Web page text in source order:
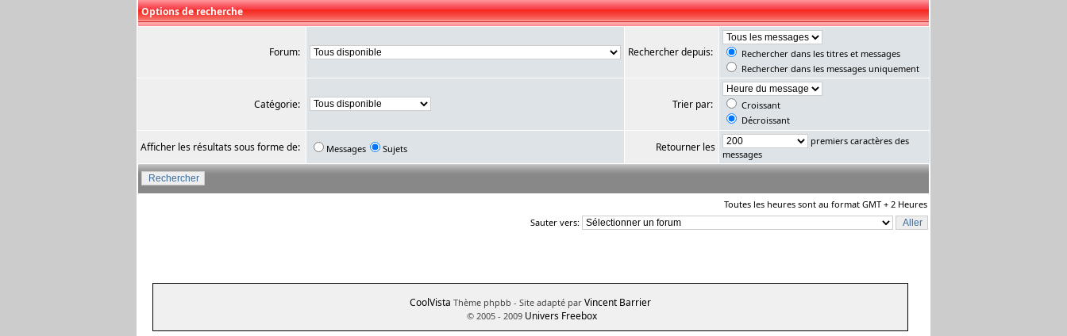
Options de recherche
Forum: Rechercher depuis:
Rechercher dans les titres et messages
Rechercher dans les messages uniquement
Catégorie: Trier par:
Croissant
Décroissant
Afficher les résultats sous forme de: Messages Sujets Retourner les
premiers caractères des
messages
Toutes les heures sont au format GMT + 2 Heures
Sauter vers:
CoolVista Thème phpbb - Site adapté par Vincent Barrier
© 2005 - 2009 Univers Freebox